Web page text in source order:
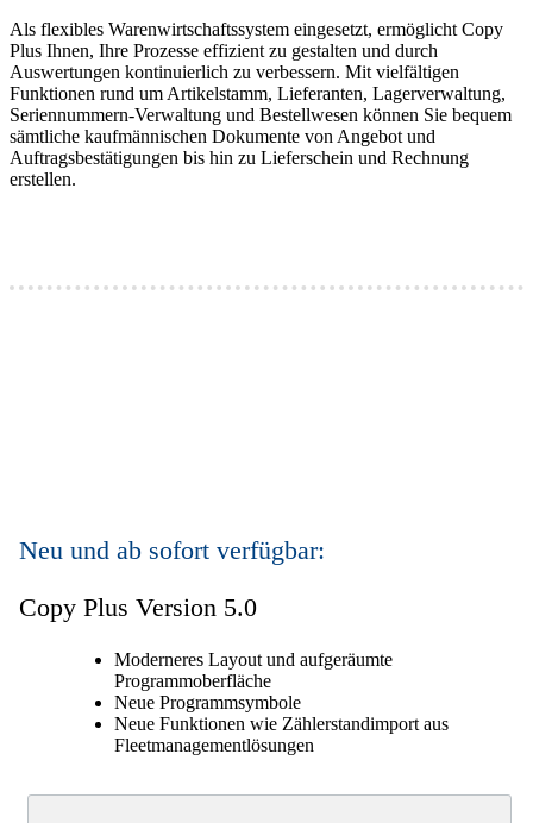
Als flexibles Warenwirtschaftssystem eingesetzt, ermöglicht Copy
Plus Ihnen, Ihre Prozesse effizient zu gestalten und durch
Auswertungen kontinuierlich zu verbessern. Mit vielfältigen
Funktionen rund um Artikelstamm, Lieferanten, Lagerverwaltung,
Seriennummern-Verwaltung und Bestellwesen können Sie bequem
sämtliche kaufmännischen Dokumente von Angebot und
Auftragsbestätigungen bis hin zu Lieferschein und Rechnung
erstellen.
Neu und ab sofort verfügbar:
Copy Plus Version 5.0
Moderneres Layout und aufgeräumte
Programmoberfläche
Neue Programmsymbole
Neue Funktionen wie Zählerstandimport aus
Fleetmanagementlösungen